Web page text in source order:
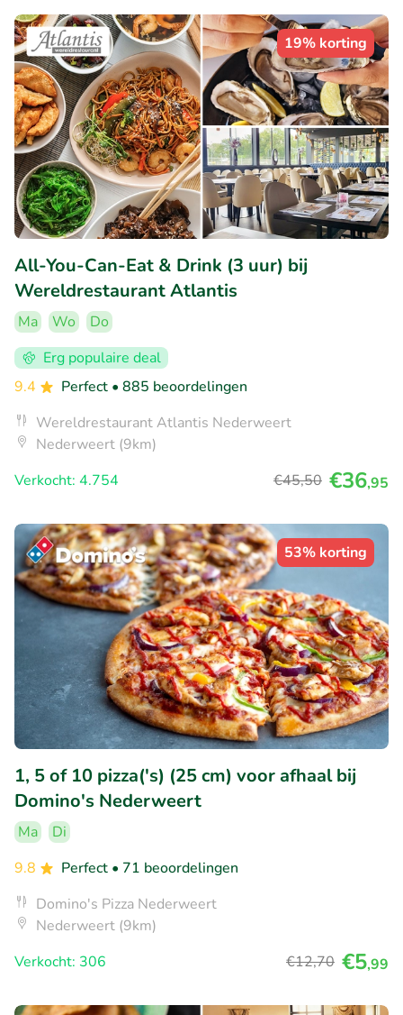
19% korting
All-You-Can-Eat & Drink (3 uur) bij
Wereldrestaurant Atlantis
Ma Wo
Do
Erg populaire deal
9.4
Perfect • 885 beoordelingen
Wereldrestaurant Atlantis Nederweert
Nederweert (9km)
Verkocht: 4.754
€45,50 €36,95
53% korting
1, 5 of 10 pizza('s) (25 cm) voor afhaal bij
Domino's Nederweert
Ma
Di
9.8
Perfect • 71 beoordelingen
Domino's Pizza Nederweert
Nederweert (9km)
Verkocht: 306
€12,70 €5,99